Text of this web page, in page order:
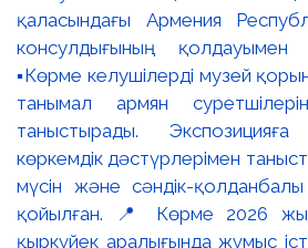
қаласындағы Армения
консулдығының қолдауымен
▪️Көрме келушілерді музей
танымал армян
таныстырады.
көркемдік дәстүрлерімен
мүсін және сәндік-
қойылған. 📍 Көрме 2026
қыркүйек аралығында жұмыс